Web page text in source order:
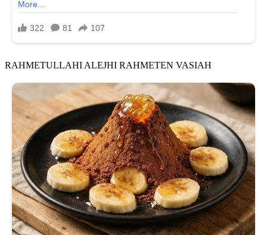
RAHMETULLAHI ALEJHI RAHMETEN VASIAH